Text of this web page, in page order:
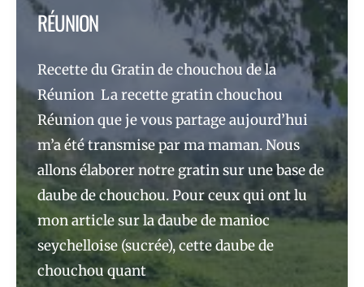
PAIN
RÉUNION
Recette du Gratin de chouchou de la
Réunion La recette gratin chouchou
Réunion que je vous partage aujourd’hui
m’a été transmise par ma maman. Nous
allons élaborer notre gratin sur une base de
daube de chouchou. Pour ceux qui ont lu
mon article sur la daube de manioc
seychelloise (sucrée), cette daube de
chouchou quant